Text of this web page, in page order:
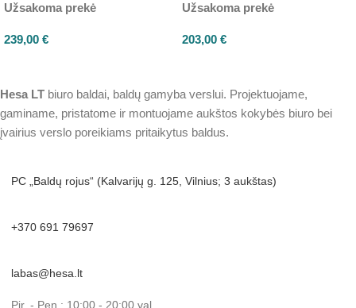
Užsakoma prekė
239,00 €
Užsakoma prekė
203,00 €
Hesa LT biuro baldai, baldų gamyba verslui. Projektuojame,
gaminame, pristatome ir montuojame aukštos kokybės biuro bei
įvairius verslo poreikiams pritaikytus baldus.
PC „Baldų rojus“ (Kalvarijų g. 125, Vilnius; 3 aukštas)
+370 691 79697
labas@hesa.lt
Pir. - Pen.: 10:00 - 20:00 val.